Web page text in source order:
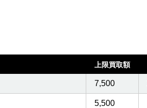
上限買取額
7,500
5,500